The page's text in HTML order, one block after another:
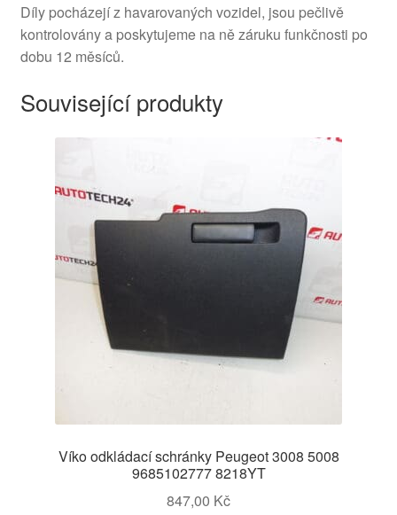
Díly pocházejí z havarovaných vozidel, jsou pečlivě
kontrolovány a poskytujeme na ně záruku funkčnosti po
dobu 12 měsíců.
Související produkty
Víko odkládací schránky Peugeot 3008 5008
9685102777 8218YT
847,00 Kč